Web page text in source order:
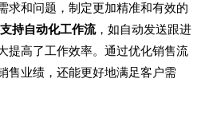
求和问题，制定更加精准和有效的
持自动化工作流，如自动发送跟进
提高了工作效率。通过优化销售流
售业绩，还能更好地满足客户需